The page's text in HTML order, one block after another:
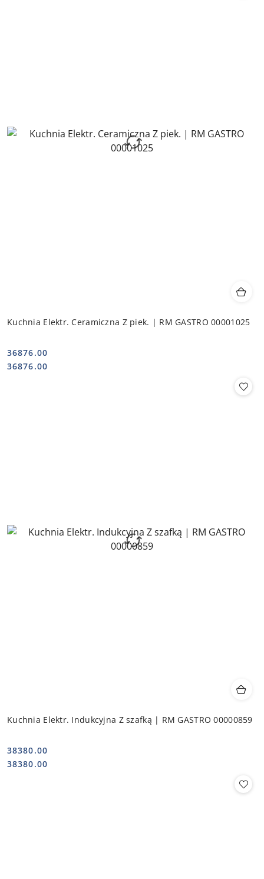
Kuchnia Elektr. Ceramiczna Z piek. | RM GASTRO 00001025
Cena:
36876.00
Cena:
36876.00
Kuchnia Elektr. Indukcyjna Z szafką | RM GASTRO 00000859
Cena:
38380.00
Cena:
38380.00